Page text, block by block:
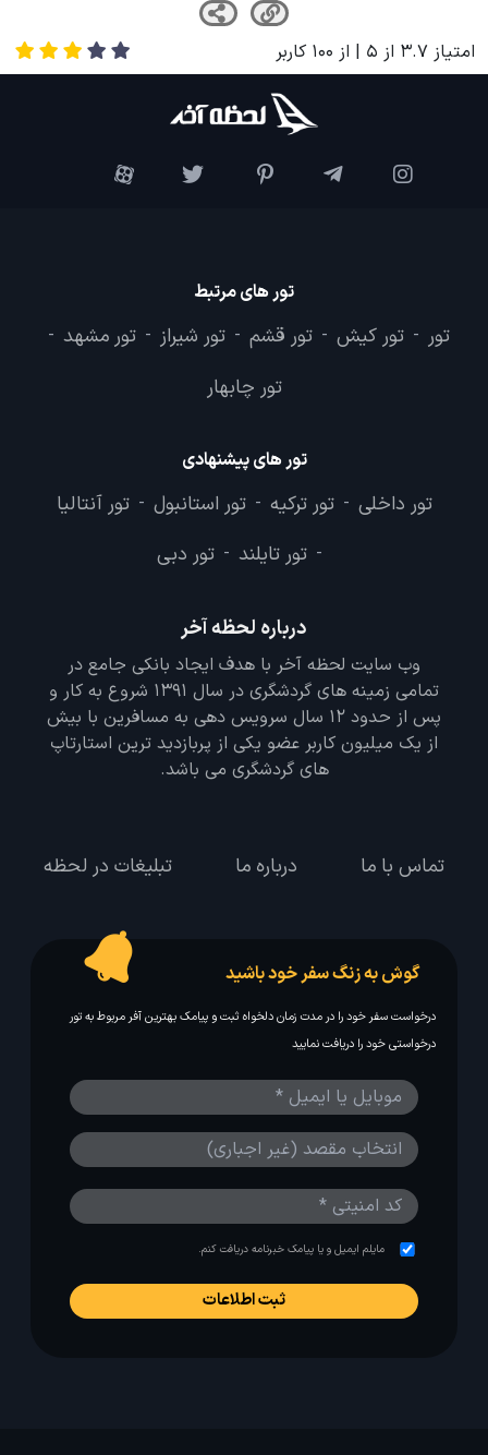
امتیاز 3.7 از 5 | از 100 کاربر
تور های مرتبط
تور - تور کیش - تور قشم - تور شیراز - تور مشهد -
تور چابهار
تور های پیشنهادی
تور داخلی - تور ترکیه - تور استانبول - تور آنتالیا
- تور تایلند - تور دبی
درباره لحظه آخر
وب سایت لحظه آخر با هدف ایجاد بانکی جامع در
تمامی زمینه های گردشگری در سال 1391 شروع به کار و
پس از حدود 12 سال سرویس دهی به مسافرین با بیش
از یک میلیون کاربر عضو یکی از پربازدید ترین استارتاپ
های گردشگری می باشد.
تماس با ما درباره ما تبلیغات در لحظه
گوش به زنگ سفر خود باشید
درخواست سفر خود را در مدت زمان دلخواه ثبت و پیامک بهترین آفر مربوط به تور
درخواستی خود را دریافت نمایید
مایلم ایمیل و یا پیامک خبرنامه دریافت کنم.